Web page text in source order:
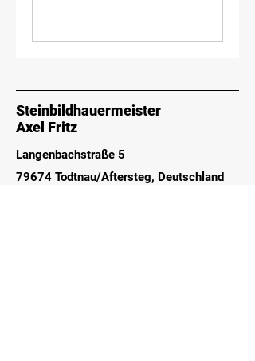
Steinbildhauermeister
Axel Fritz
Langenbachstraße 5
79674 Todtnau/Aftersteg, Deutschland